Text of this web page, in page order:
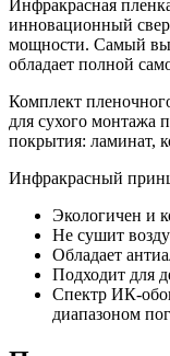
Инфракрасная
инновационный
мощности. Самый
обладает полной
Комплект
для сухого монтажа
покрытия: ламинат,
Инфракрасный
Экологичен и
Не сушит
Обладает
Подходит для
Спектр ИК-
диапазоном